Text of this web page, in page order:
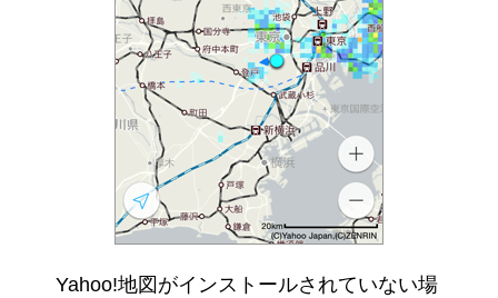
Yahoo!地図がインストールされていない場